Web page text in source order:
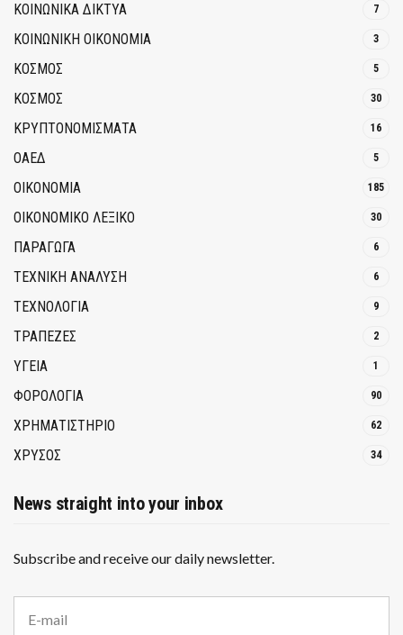
ΚΟΙΝΩΝΙΚΆ ΔΊΚΤΥΑ 7
ΚΟΙΝΩΝΙΚΉ ΟΙΚΟΝΟΜΊΑ 3
ΚΟΣΜΟΣ 5
ΚΟΣΜΟΣ 30
ΚΡΥΠΤΟΝΟΜΊΣΜΑΤΑ 16
ΟΑΕΔ 5
ΟΙΚΟΝΟΜΙΑ 185
ΟΙΚΟΝΟΜΙΚΟ ΛΕΞΙΚΟ 30
ΠΑΡΑΓΩΓΑ 6
ΤΕΧΝΙΚΗ ΑΝΑΛΥΣΗ 6
ΤΕΧΝΟΛΟΓΙΑ 9
ΤΡΆΠΕΖΕΣ 2
ΥΓΕΙΑ 1
ΦΟΡΟΛΟΓΙΑ 90
ΧΡΗΜΑΤΙΣΤΗΡΙΟ 62
ΧΡΥΣΟΣ 34
News straight into your inbox
Subscribe and receive our daily newsletter.